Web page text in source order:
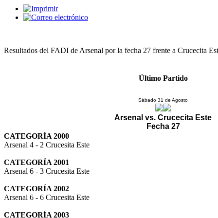
Resultados del FADI de Arsenal por la fecha 27 frente a Crucecita
Último Partido
Sábado 31 de Agosto
Arsenal vs. Crucecita Este
Fecha 27
CATEGORÍA 2000
Arsenal 4 - 2 Crucesita Este
CATEGORÍA 2001
Arsenal 6 - 3 Crucesita Este
CATEGORÍA 2002
Arsenal 6 - 6 Crucesita Este
CATEGORÍA 2003